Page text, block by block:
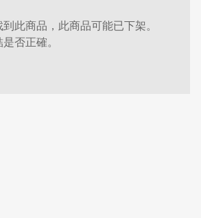
此商品，此商品可能已下架。
否正確。